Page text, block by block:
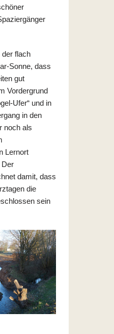
der flach
Sonne, dass
gut
Vordergrund
Ufer“ und in
in den
noch als
Lernort
Der
damit, dass
die
sein